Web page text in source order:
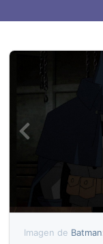
Imagen de